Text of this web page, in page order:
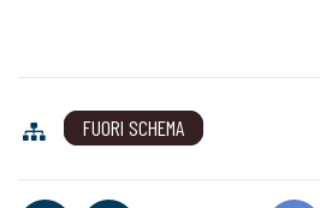
FUORI SCHEMA